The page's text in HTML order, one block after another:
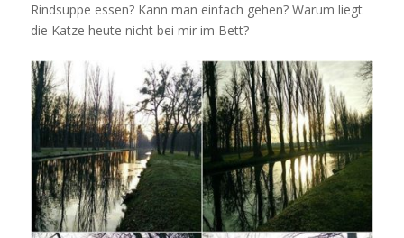
Rindsuppe essen? Kann man einfach gehen? Warum liegt
die Katze heute nicht bei mir im Bett?